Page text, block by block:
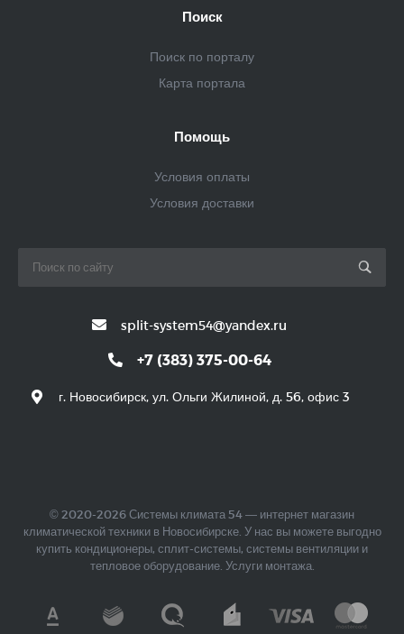
Цифровой дисплей
Индикация температуры воздуха (вблизи пульта
Подсветка дисплея пульта
Поиск
Поиск по порталу
Карта портала
Помощь
Условия оплаты
Условия доставки
split-system54@yandex.ru
+7 (383) 375-00-64
г. Новосибирск, ул. Ольги Жилиной, д. 56, офис 3
© 2020-2026 Системы климата 54 — интернет магазин
климатической техники в Новосибирске. У нас вы можете выгодно
купить кондиционеры, сплит-системы, системы вентиляции и
тепловое оборудование. Услуги монтажа.